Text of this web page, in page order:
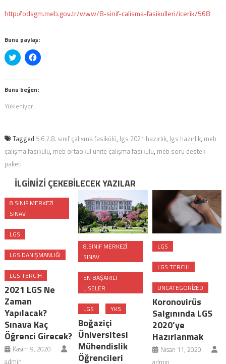
http://odsgm.meb.gov.tr/www/8-sinif-calisma-fasikulleri/icerik/568
Bunu paylaş:
Twitter
üzerinde
tıklayın
(Yeni
pencerede
Facebook'ta
paylaşmak
(Yeni
pencerede
Bunu beğen:
Yükleniyor...
Tagged 5.6.7.8. sınıf çalışma fasikülü, lgs 2021 hazırlık, lgs hazırlık, meb
çalışma fasikülü, meb ortaokul ünite çalışma fasikülü, meb soru destek
paketi
İLGINIZI ÇEKEBILECEK YAZILAR
8.SINIF MERKEZI
SINAV
LGS
LGS DANIŞMANLIĞI
LGS TERCIH
2021 LGS Ne
Zaman
Yapılacak?
Sınava Kaç
Öğrenci Girecek?
Kasım 9, 2020
admin
8.SINIF MERKEZI
SINAV
EN BAŞARILI
LISELER
LGS YKS
Boğaziçi
Üniversitesi
Mühendislik
Öğrencileri
LGS
LGS TERCIH
UNCATEGORIZED
Koronovirüs
Salgınında LGS
2020’ye
Hazırlanmak
Nisan 11, 2020
admin